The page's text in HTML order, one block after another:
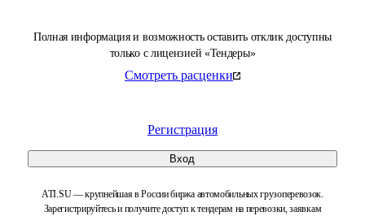
Полная информация и возможность оставить отклик доступны
только с лицензией «Тендеры»
Смотреть расценки
Регистрация
Вход
ATI.SU — крупнейшая в России биржа автомобильных грузоперевозок.
Зарегистрируйтесь и получите доступ к тендерам на перевозки, заявкам